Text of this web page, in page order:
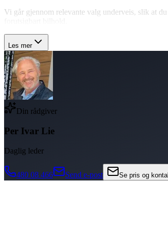
Vi går gjennom relevante valg underveis, slik at
Les mer
Din rådgiver
Per Ivar Lie
Daglig leder
480 08 466 Send e-post Se pris og